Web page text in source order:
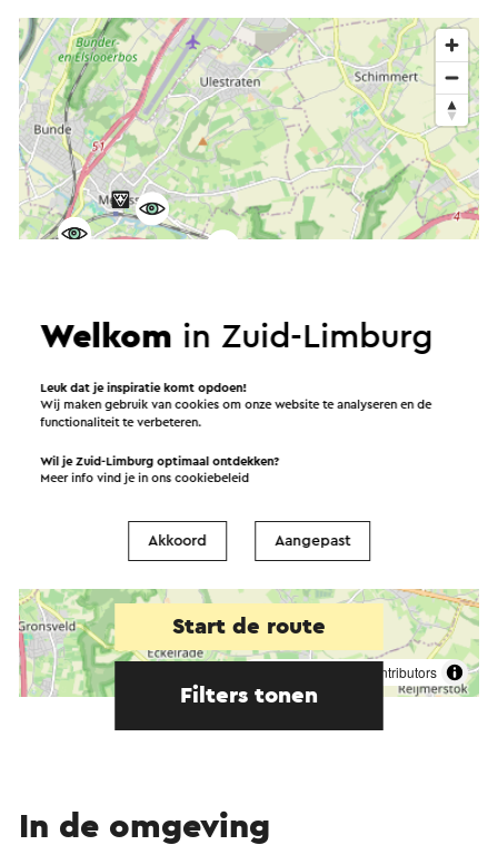
contributors
Start de route
Filters tonen
In de omgeving
Welkom in Zuid-Limburg
Leuk dat je inspiratie komt opdoen!
Wij maken gebruik van cookies om onze website te analyseren en de
functionaliteit te verbeteren.
Wil je Zuid-Limburg optimaal ontdekken?
Meer info vind je in onscookiebeleid
Akkoord Aangepast